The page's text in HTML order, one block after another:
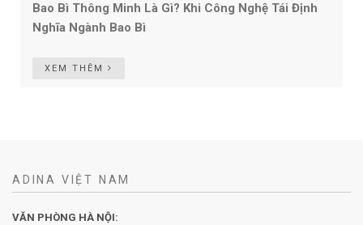
Bao Bì Thông Minh Là Gì? Khi Công Nghệ Tái Định
Nghĩa Ngành Bao Bì
XEM THÊM
ADINA VIỆT NAM
VĂN PHÒNG HÀ NỘI: